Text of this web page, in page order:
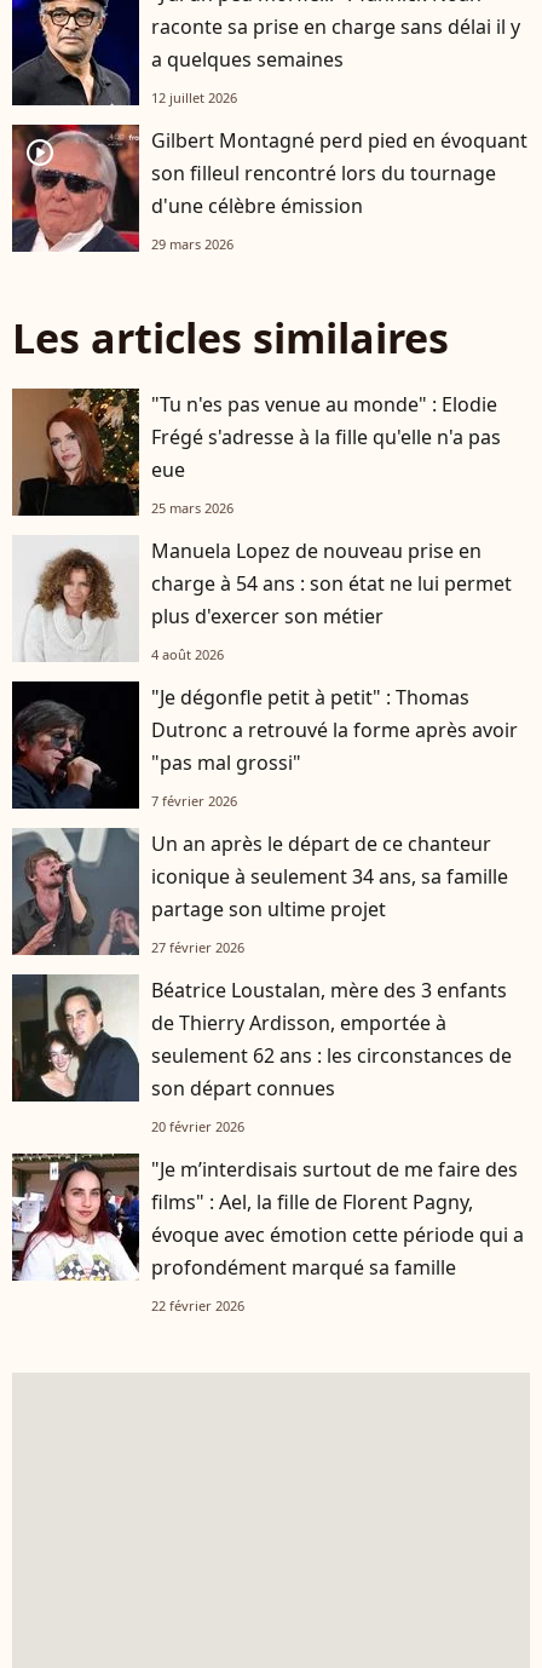
raconte sa prise en charge sans délai il y
a quelques semaines
12 juillet 2026
player2
Gilbert Montagné perd pied en évoquant
son filleul rencontré lors du tournage
d'une célèbre émission
29 mars 2026
Les articles similaires
"Tu n'es pas venue au monde" : Elodie
Frégé s'adresse à la fille qu'elle n'a pas
eue
25 mars 2026
Manuela Lopez de nouveau prise en
charge à 54 ans : son état ne lui permet
plus d'exercer son métier
4 août 2026
"Je dégonfle petit à petit" : Thomas
Dutronc a retrouvé la forme après avoir
"pas mal grossi"
7 février 2026
Un an après le départ de ce chanteur
iconique à seulement 34 ans, sa famille
partage son ultime projet
27 février 2026
Béatrice Loustalan, mère des 3 enfants
de Thierry Ardisson, emportée à
seulement 62 ans : les circonstances de
son départ connues
20 février 2026
"Je m’interdisais surtout de me faire des
films" : Ael, la fille de Florent Pagny,
évoque avec émotion cette période qui a
profondément marqué sa famille
22 février 2026